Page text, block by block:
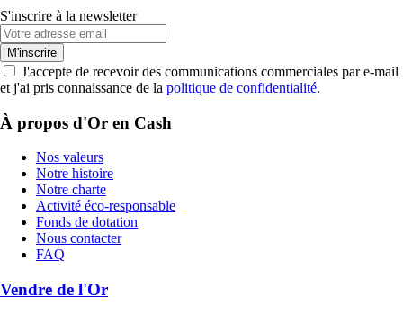
S'inscrire à la newsletter
M'inscrire
J'accepte de recevoir des communications commerciales par e-mail
et j'ai pris connaissance de la politique de confidentialité.
À propos d'Or en Cash
Nos valeurs
Notre histoire
Notre charte
Activité éco-responsable
Fonds de dotation
Nous contacter
FAQ
Vendre de l'Or